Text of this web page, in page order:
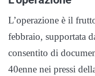
L’operazione è il
febbraio, supportata
consentito di
40enne nei pressi